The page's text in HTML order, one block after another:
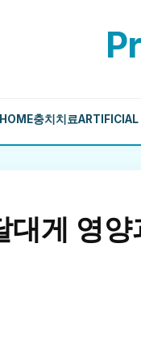
충치치료ARTIFICIAL
대게 영